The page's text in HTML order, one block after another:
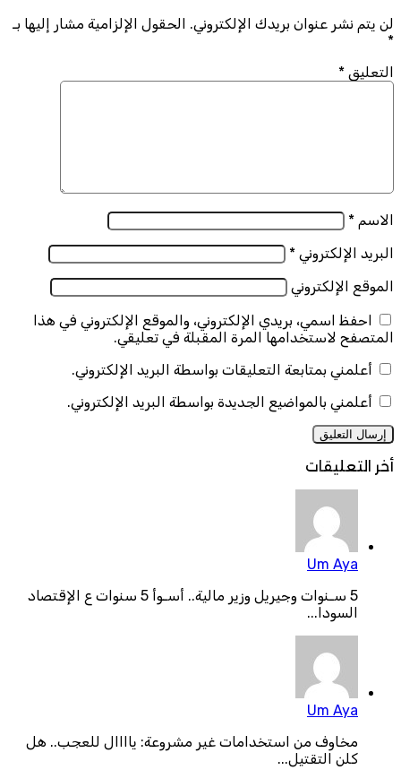
لن يتم نشر عنوان بريدك الإلكتروني. الحقول الإلزامية مشار إليها بـ
*
التعليق *
الاسم *
البريد الإلكتروني *
الموقع الإلكتروني
احفظ اسمي، بريدي الإلكتروني، والموقع الإلكتروني في هذا
المتصفح لاستخدامها المرة المقبلة في تعليقي.
أعلمني بمتابعة التعليقات بواسطة البريد الإلكتروني.
أعلمني بالمواضيع الجديدة بواسطة البريد الإلكتروني.
أخر التعليقات
Um Aya
5 سـنوات وجيريل وزير مالية.. أسـوأ 5 سنوات ع الإقتصاد
السودا...
Um Aya
مخاوف من استخدامات غير مشروعة: ياااال للعجب.. هل
كلن التقتيل...